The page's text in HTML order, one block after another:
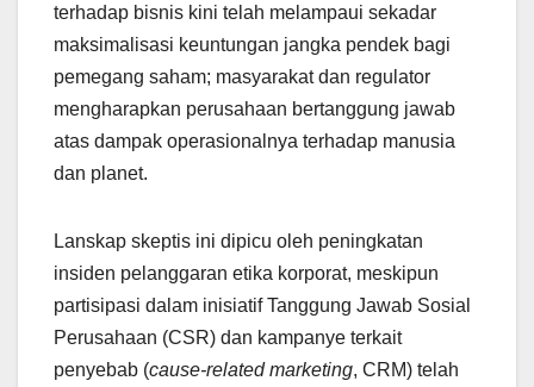
terhadap bisnis kini telah melampaui sekadar
maksimalisasi keuntungan jangka pendek bagi
pemegang saham; masyarakat dan regulator
mengharapkan perusahaan bertanggung jawab
atas dampak operasionalnya terhadap manusia
dan planet.
Lanskap skeptis ini dipicu oleh peningkatan
insiden pelanggaran etika korporat, meskipun
partisipasi dalam inisiatif Tanggung Jawab Sosial
Perusahaan (CSR) dan kampanye terkait
penyebab (cause-related marketing, CRM) telah